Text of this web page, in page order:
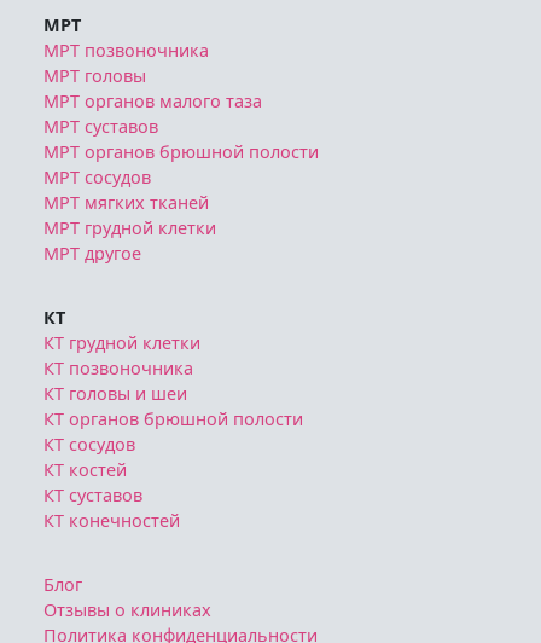
Служба записи
МРТ позвоночника
МРТ головы
МРТ органов малого таза
МРТ суставов
МРТ органов брюшной полости
МРТ сосудов
МРТ мягких тканей
МРТ грудной клетки
МРТ другое
КТ
КТ грудной клетки